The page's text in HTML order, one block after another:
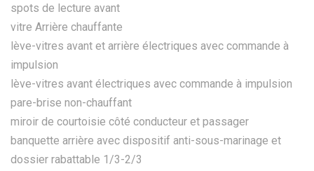
spots de lecture avant
vitre Arrière chauffante
lève-vitres avant et arrière électriques avec commande à
impulsion
lève-vitres avant électriques avec commande à impulsion
pare-brise non-chauffant
miroir de courtoisie côté conducteur et passager
banquette arrière avec dispositif anti-sous-marinage et
dossier rabattable 1/3-2/3